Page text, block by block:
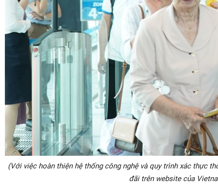
(Với việc hoàn thiện hệ thống công nghệ và quy trình xác thực
đãi trên website của